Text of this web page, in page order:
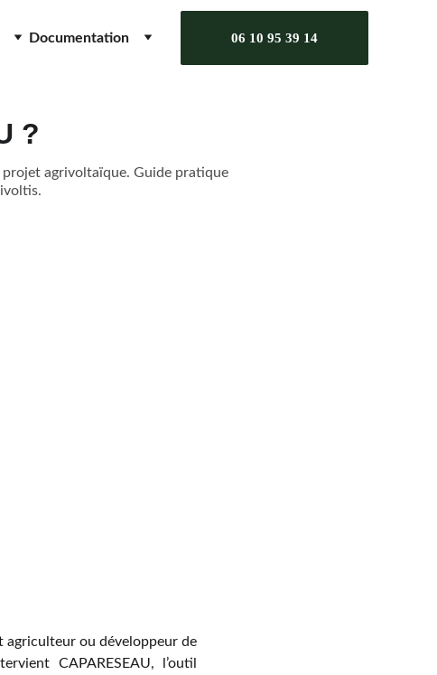
Documentation 06 10 95 39 14
?
agrivoltaïque. Guide pratique
agriculteur ou développeur de
CAPARESEAU, l’outil